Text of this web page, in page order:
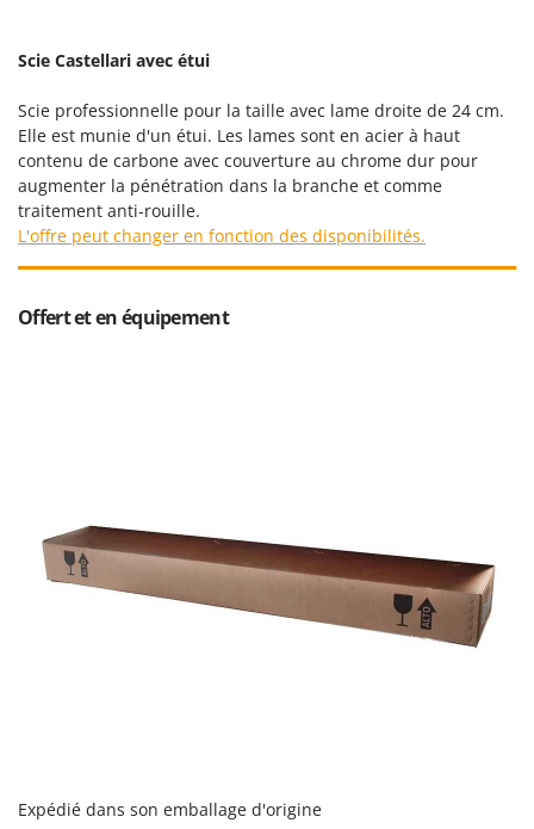
Royal Food
S
S.T.P.
Santos
Sbaraglia
Schnitzer
Seven Italy
Smartwood
Smeg
Snapper
Stanley
Scie Castellari avec étui
Scie professionnelle pour la taille avec lame droite de 24 cm.
Elle est munie d'un étui. Les lames sont en acier à haut
contenu de carbone avec couverture au chrome dur pour
augmenter la pénétration dans la branche et comme
traitement anti-rouille.
L'offre peut changer en fonction des disponibilités.
Offert et en équipement
Expédié dans son emballage d'origine